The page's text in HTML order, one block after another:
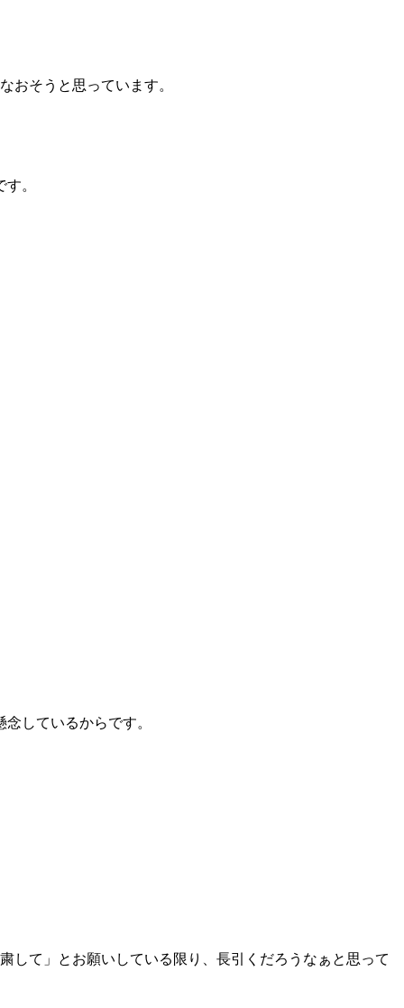
おそうと思っています。
。
しているからです。
して」とお願いしている限り、長引くだろうなぁと思って